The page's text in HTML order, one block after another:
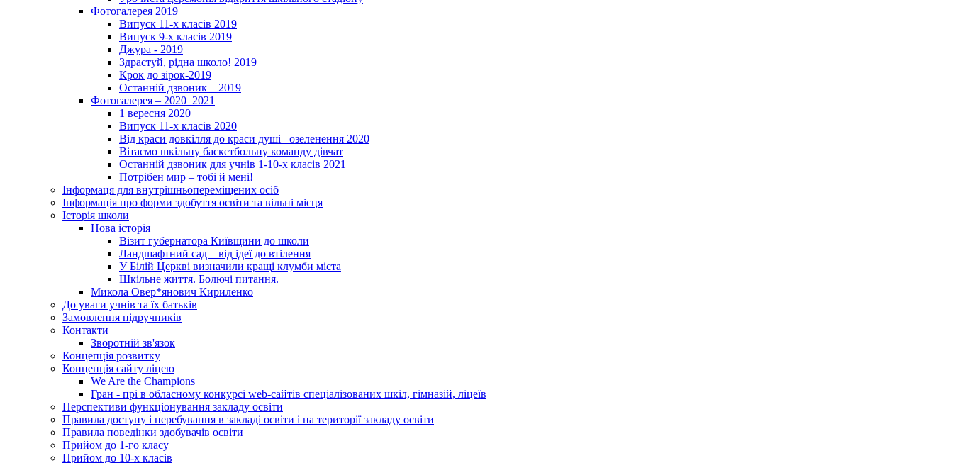
Фотогалерея 2019
Випуск 11-х класів 2019
Випуск 9-х класів 2019
Джура - 2019
Здрастуй, рідна школо! 2019
Крок до зірок-2019
Останній дзвоник – 2019
Фотогалерея – 2020_2021
1 вересня 2020
Випуск 11-х класів 2020
Від краси довкілля до краси душі _озеленення 2020
Вітаємо шкільну баскетбольну команду дівчат
Останній дзвоник для учнів 1-10-х класів 2021
Потрібен мир – тобі й мені!
Інформаця для внутрішньопереміщених осіб
Інформація про форми здобуття освіти та вільні місця
Історія школи
Нова історія
Візит губернатора Київщини до школи
Ландшафтний сад – від ідеї до втілення
У Білій Церкві визначили кращі клумби міста
Шкільне життя. Болючі питання.
Микола Овер*янович Кириленко
До уваги учнів та їх батьків
Замовлення підручників
Контакти
Зворотній зв'язок
Концепція розвитку
Концепція сайту ліцею
We Are the Champions
Гран - прі в обласному конкурсі web-сайтів спеціалізованих шкіл, гімназій, ліцеїв
Перспективи функціонування закладу освіти
Правила доступу і перебування в закладі освіти і на території закладу освіти
Правила поведінки здобувачів освіти
Прийом до 1-го класу
Прийом до 10-х класів